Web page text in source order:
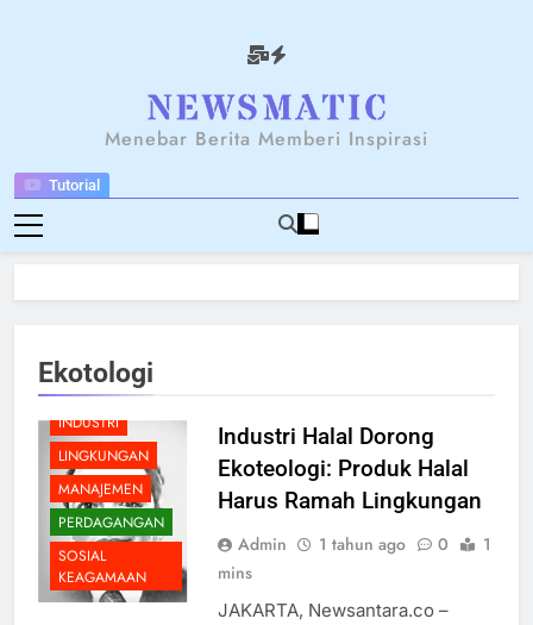
Tutorial
NEWSANTARA
Menebar Berita Memberi Inspirasi
Ekotologi
BELANJA
EKONOMI
FOOD
HUKUM
INDUSTRI
LINGKUNGAN
MANAJEMEN
PERDAGANGAN
SOSIAL
KEAGAMAAN
Industri Halal Dorong
Ekoteologi: Produk Halal
Harus Ramah Lingkungan
Admin 1 tahun ago 0
1
mins
JAKARTA, Newsantara.co –